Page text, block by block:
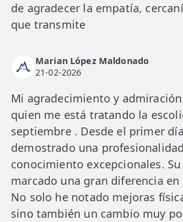
de agradecer la empatía,
que transmite
Marian López Maldonado
21-02-2026
Mi agradecimiento y
quien me está tratando la
septiembre . Desde el primer
demostrado una
conocimiento excepcionales.
marcado una gran diferencia
No solo he notado mejoras
sino también un cambio muy